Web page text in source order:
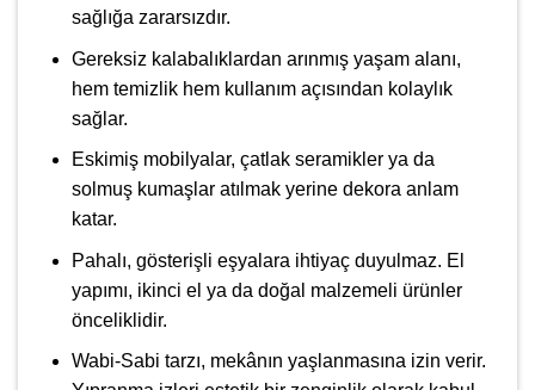
sağlığa zararsızdır.
Gereksiz kalabalıklardan arınmış yaşam alanı,
hem temizlik hem kullanım açısından kolaylık
sağlar.
Eskimiş mobilyalar, çatlak seramikler ya da
solmuş kumaşlar atılmak yerine dekora anlam
katar.
Pahalı, gösterişli eşyalara ihtiyaç duyulmaz. El
yapımı, ikinci el ya da doğal malzemeli ürünler
önceliklidir.
Wabi-Sabi tarzı, mekânın yaşlanmasına izin verir.